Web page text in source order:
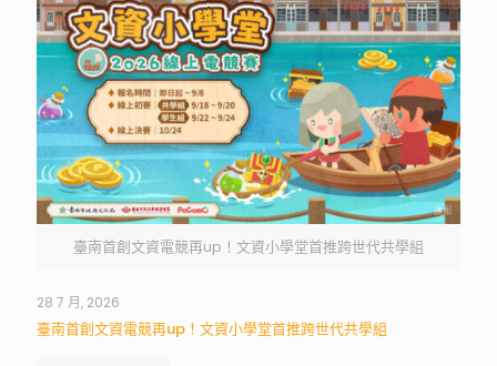
臺南首創文資電競再up！文資小學堂首推跨世代共學組
28 7 月, 2026
臺南首創文資電競再up！文資小學堂首推跨世代共學組